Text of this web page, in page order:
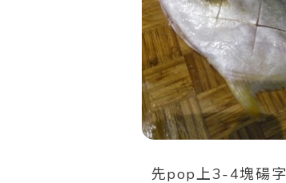
先pop上3-4塊碭字